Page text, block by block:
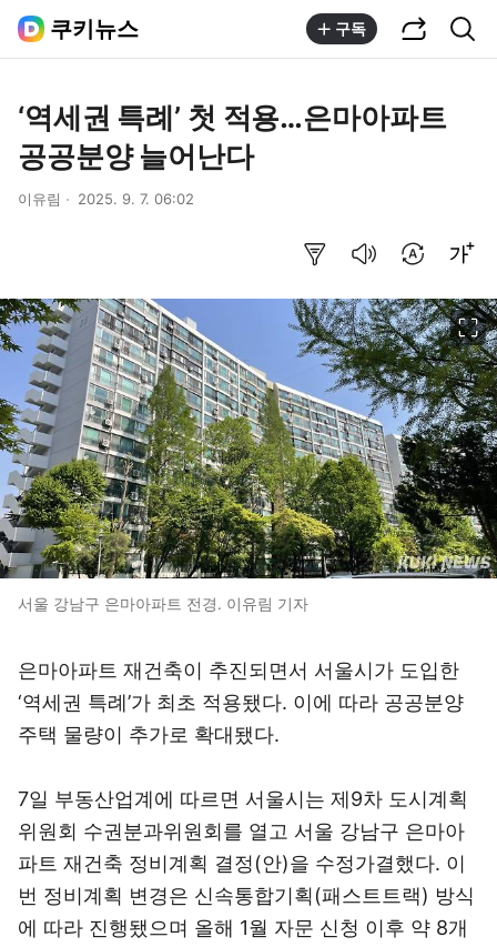
쿠키뉴스 구독
‘역세권 특례’ 첫 적용…은마아파트
공공분양 늘어난다
이유림 2025. 9. 7. 06:02
서울 강남구 은마아파트 전경. 이유림 기자
은마아파트 재건축이 추진되면서 서울시가 도입한
‘역세권 특례’가 최초 적용됐다. 이에 따라 공공분양
주택 물량이 추가로 확대됐다.
7일 부동산업계에 따르면 서울시는 제9차 도시계획
위원회 수권분과위원회를 열고 서울 강남구 은마아
파트 재건축 정비계획 결정(안)을 수정가결했다. 이
번 정비계획 변경은 신속통합기획(패스트트랙) 방식
에 따라 진행됐으며 올해 1월 자문 신청 이후 약 8개